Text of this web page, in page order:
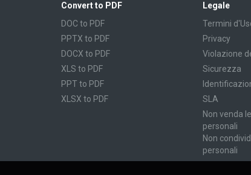
Convert to PDF
DOC to PDF
PPTX to PDF
DOCX to PDF
XLS to PDF
PPT to PDF
XLSX to PDF
RTF to PDF
Legale
Termini
Privacy
Violazione
Sicurezza
SLA
Non venda
personali
Non
personali